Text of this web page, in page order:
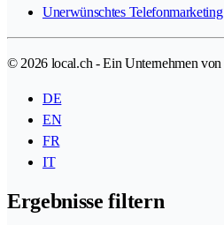
Unerwünschtes Telefonmarketing
© 2026 local.ch - Ein Unternehmen von
DE
EN
FR
IT
Ergebnisse filtern